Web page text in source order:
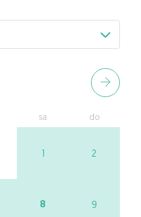
sa do
1 2
8 9